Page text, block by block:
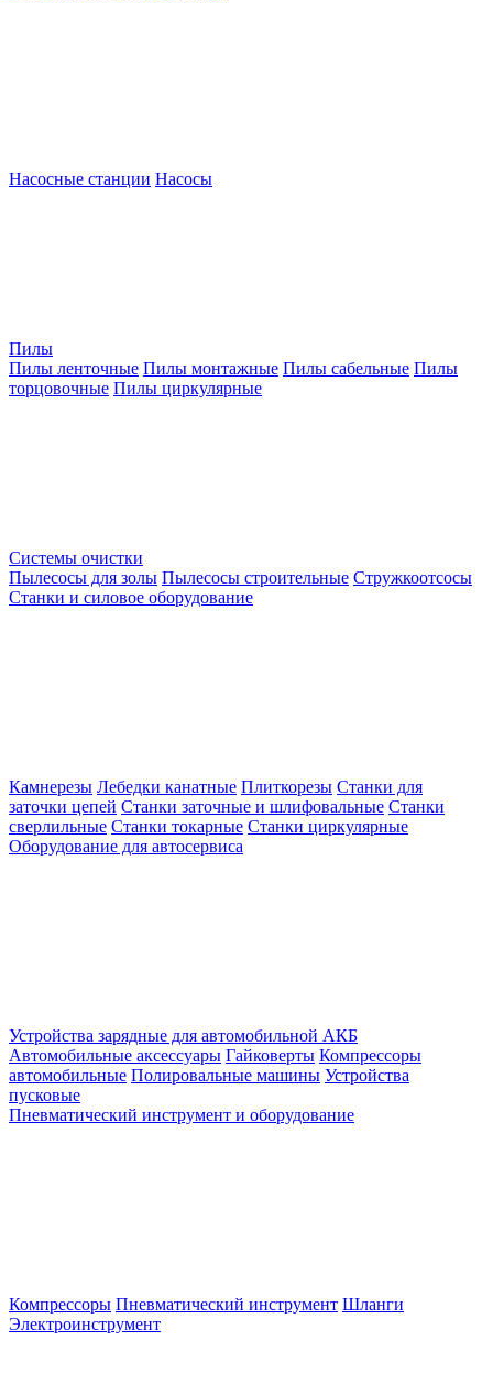
Насосные станции Насосы
Пилы
Пилы ленточные Пилы монтажные Пилы сабельные Пилы
торцовочные Пилы циркулярные
Системы очистки
Пылесосы для золы Пылесосы строительные Стружкоотсосы
Станки и силовое оборудование
Камнерезы Лебедки канатные Плиткорезы Станки для
заточки цепей Станки заточные и шлифовальные Станки
сверлильные Станки токарные Станки циркулярные
Оборудование для автосервиса
Устройства зарядные для автомобильной АКБ
Автомобильные аксессуары Гайковерты Компрессоры
автомобильные Полировальные машины Устройства
пусковые
Пневматический инструмент и оборудование
Компрессоры Пневматический инструмент Шланги
Электроинструмент